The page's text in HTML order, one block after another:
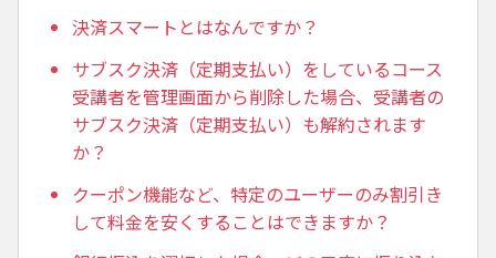
決済スマートとはなんですか？
サブスク決済（定期支払い）をしているコース
受講者を管理画面から削除した場合、受講者の
サブスク決済（定期支払い）も解約されます
か？
クーポン機能など、特定のユーザーのみ割引き
して料金を安くすることはできますか？